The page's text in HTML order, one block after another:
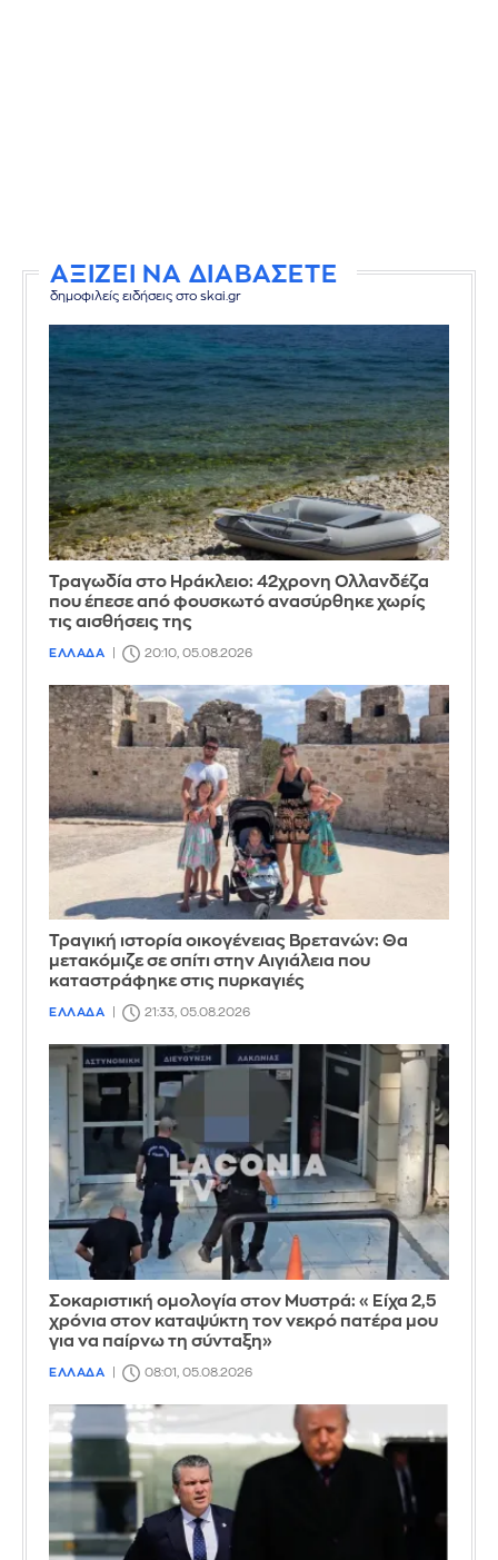
ΑΞΙΖΕΙ ΝΑ ΔΙΑΒΑΣΕΤΕ
δημοφιλείς ειδήσεις στο skai.gr
Τραγωδία στο Ηράκλειο: 42χρονη Ολλανδέζα
που έπεσε από φουσκωτό ανασύρθηκε χωρίς
τις αισθήσεις της
ΕΛΛΑΔΑ 20:10, 05.08.2026
Τραγική ιστορία οικογένειας Βρετανών: Θα
μετακόμιζε σε σπίτι στην Αιγιάλεια που
καταστράφηκε στις πυρκαγιές
ΕΛΛΑΔΑ 21:33, 05.08.2026
Σοκαριστική ομολογία στον Μυστρά: «Είχα 2,5
χρόνια στον καταψύκτη τον νεκρό πατέρα μου
για να παίρνω τη σύνταξη»
ΕΛΛΑΔΑ 08:01, 05.08.2026